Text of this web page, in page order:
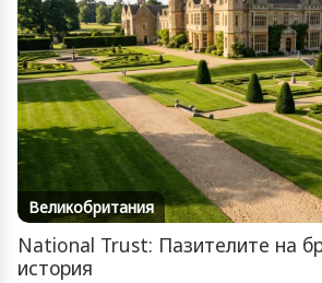
Великобритания
National Trust: Пазителите на
история